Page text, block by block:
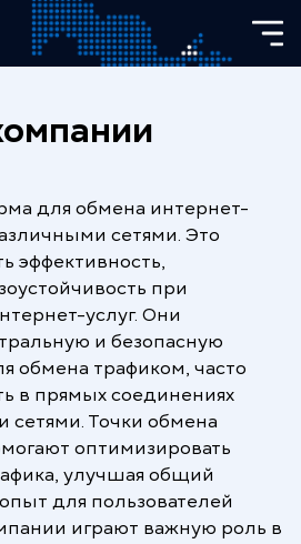
для обмена интернет-
сетями. Это
эффективность,
при
услуг. Они
и безопасную
обмена трафиком, часто
в прямых соединениях
Точки обмена
оптимизировать
улучшая общий
для пользователей
играют важную роль в
возможности
общения
людям новые
в любой
комфорт
все виды услуг
и связи с высоким
мы создаем
для потребителей
услугами, и тем